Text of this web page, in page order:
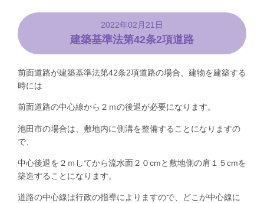
2022年02月21日
建築基準法第42条2項道路
前面道路が建築基準法第42条2項道路の場合、建物を建築する
時には
前面道路の中心線から２ｍの後退が必要になります。
池田市の場合は、敷地内に側溝を整備することになりますの
で、
中心後退を２ｍしてから流水面２０cmと敷地側の肩１５cmを
築造することになります。
道路の中心線は行政の指導によりますので、どこが中心線に